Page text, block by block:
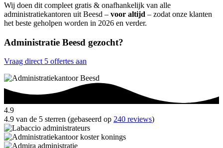
Wij doen dit compleet gratis & onafhankelijk van alle
administratiekantoren uit Beesd – voor altijd – zodat onze klanten
het beste geholpen worden in 2026 en verder.
Administratie Beesd gezocht?
Vraag direct 5 offertes aan
4.9
4.9 van de 5 sterren (gebaseerd op 240 reviews)